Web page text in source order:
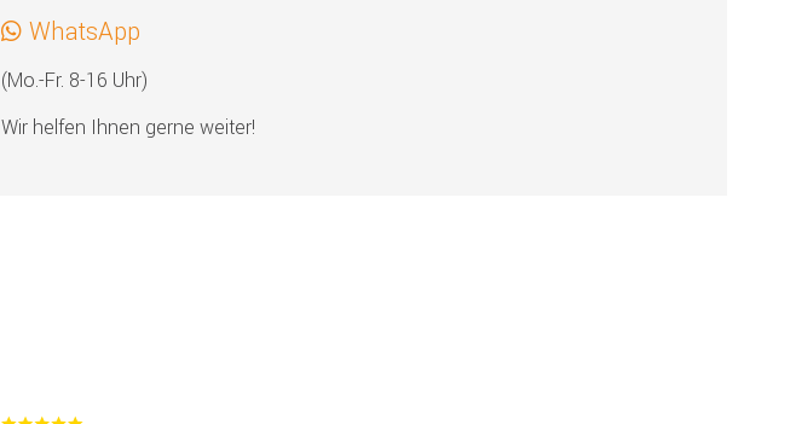
WhatsApp
(Mo.-Fr. 8-16 Uhr)
Wir helfen Ihnen gerne weiter!